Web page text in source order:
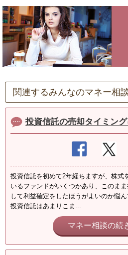
関連するみんなのマネー相
投資信託の売却タイミン
投資信託を初めて2年経ちますが、株式
いるファンドがいくつかあり、このま
して利益確定をしたほうがよいのか悩ん
投資信託はあまりこま...
マネー相談の続